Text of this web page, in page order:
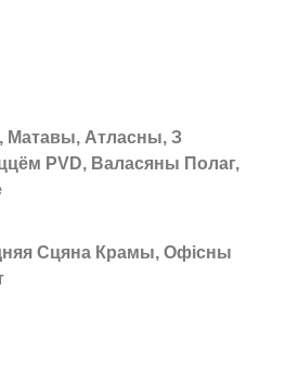
Матавы, Атласны, З
PVD, Валасяны Полаг,
Сцяна Крамы, Офісны